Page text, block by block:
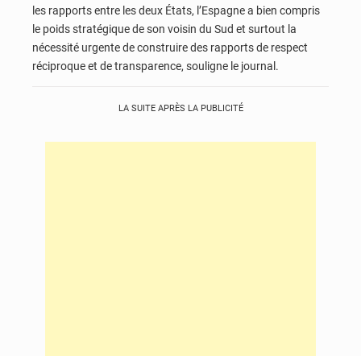
les rapports entre les deux États, l’Espagne a bien compris
le poids stratégique de son voisin du Sud et surtout la
nécessité urgente de construire des rapports de respect
réciproque et de transparence, souligne le journal.
LA SUITE APRÈS LA PUBLICITÉ